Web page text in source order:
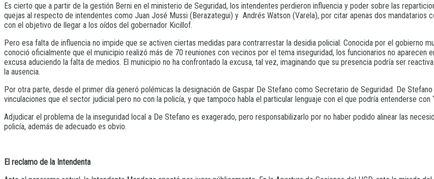
Es cierto que a partir de la gestión Berni en el ministerio de Seguridad, los intendentes perdieron influencia y poder sobre las
quejas al respecto de intendentes como Juan José Mussi (Berazategui) y Andrés Watson (Varela), por citar apenas dos
con el objetivo de llegar a los oídos del gobernador Kicillof.
Pero esa falta de influencia no impide que se activen ciertas medidas para contrarrestar la desidia policial. Conocida por el gobierno
conoció oficialmente que el municipio realizó más de 70 reuniones con vecinos por el tema inseguridad, los funcionarios no aparecen
excusa aduciendo la falta de medios. El municipio no ha confrontado la excusa, tal vez, imaginando que su presencia podría ser
la ausencia.
Por otra parte, desde el primer día generó polémicas la designación de Gaspar De Stefano como Secretario de Seguridad. De
vinculaciones que el sector judicial pero no con la policía, y que tampoco habla el particular lenguaje con el que podría entenderse con
Adjudicar el problema de la inseguridad local a De Stefano es exagerado, pero responsabilizarlo por no haber podido alinear las
policía, además de adecuado es obvio.
El reclamo de la Intendenta